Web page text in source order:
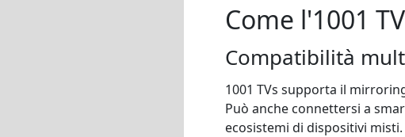
Come l'1001
Compatibilità
1001 TVs supporta il
Può anche connettersi a
ecosistemi di dispositivi misti.